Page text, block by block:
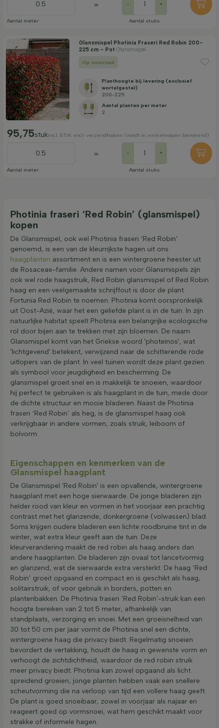
Aantal meter
= - +
Aantal stuks
Glansmispel Photinia Fraseri Red Robin 200-
225 cm - Pot Glansmispel
Op voorraad
Planthoogte bij levering (exclusief
wortelgestel)
200-225
Aantal planten per meter
2
95,75stukincl. BTW. excl. verzendkosten (wordt in winkelwagen berekend)
Aantal meter
= - +
Aantal stuks
Photinia fraseri ‘Red Robin’ (glansmispel)
kopen
De Glansmispel, ook wel Photinia fraseri ‘Red Robin’
genoemd, is een van de kleurrijkste hagen uit ons
haagplanten assortiment en is een wintergroene heester uit
de Rosaceae-familie. Andere namen voor Glansmispels zijn
ook wel rode haagstruik, Red Robin glansmispel of Red Robin
haag en een veelgemaakte schrijffout is door de plant
Fortunia Red Robin te noemen. Photinia komt oorspronkelijk
uit Oost-Azië, waar het een geliefde plant is in de tuin. In zijn
natuurlijke habitat speelt Photinia een belangrijke ecologische
rol door bijen aan te trekken met zijn bloemen. De naam
Glansmispel komt van het Griekse woord 'photeinos', wat
'lichtgevend' betekent, verwijzend naar de schitterende rode
uitlopers van de plant. In veel tuinen wordt deze plant gezien
als symbool voor jeugdigheid en bescherming. De
glansmispel groeit snel en is makkelijk te snoeien, waardoor
hij perfect te gebruiken is als haagplant in de tuin, mede door
de dichte structuur en mooie bladeren. Naast de Photinia
fraseri ‘Red Robin’ als heg, is de glansmispel haag ook
verkrijgbaar in andere vormen, zoals struik, leiboom of
bolvorm.
Eigenschappen en kenmerken van de
Glansmispel haagplant
De Glansmispel 'Red Robin' is een opvallende, wintergroene
haagplant met een hoge sierwaarde. De jonge bladeren zijn
helder rood van kleur en vormen in het voorjaar een prachtig
contrast met het glanzende, donkergroene (volwassen) blad.
Soms krijgen oudere bladeren een lichte roodbruine tint in de
winter, wat extra kleur geeft aan de tuin. Deze
kleurverandering maakt de red robin als haag anders dan
andere haagplanten. De bladeren zijn ovaal tot lancetvormig
en glanzend, wat de sierwaarde extra versterkt. De haag ‘Red
Robin’ groeit opgaand en compact en is geschikt als haag,
solitairstruik, of voor gebruik in borders, potten en
plantenbakken. De Photinia fraseri ‘Red Robin'-struik kan een
hoogte bereiken van 2 tot 5 meter, afhankelijk van
standplaats, verzorging en snoei. Met een groeisnelheid van
30 tot 50 cm per jaar vormt de Photinia snel een dichte,
wintergroene haag die privacy biedt. Regelmatig snoeien
bevordert de vertakking, houdt de haag in gewenste vorm en
verhoogt de zichtdichtheid, waardoor de red robin struik
meer privacy biedt. Photinia kan zowel opgaand als licht
spreidend groeien; jonge planten hebben vaak een snellere
scheutvorming die na verloop van tijd een vollere haag geeft.
De plant is goed snoeibaar, zowel in voorjaar als najaar en
reageert goed op vormsnoei, wat hem geschikt maakt voor
strakke of informele hagen.